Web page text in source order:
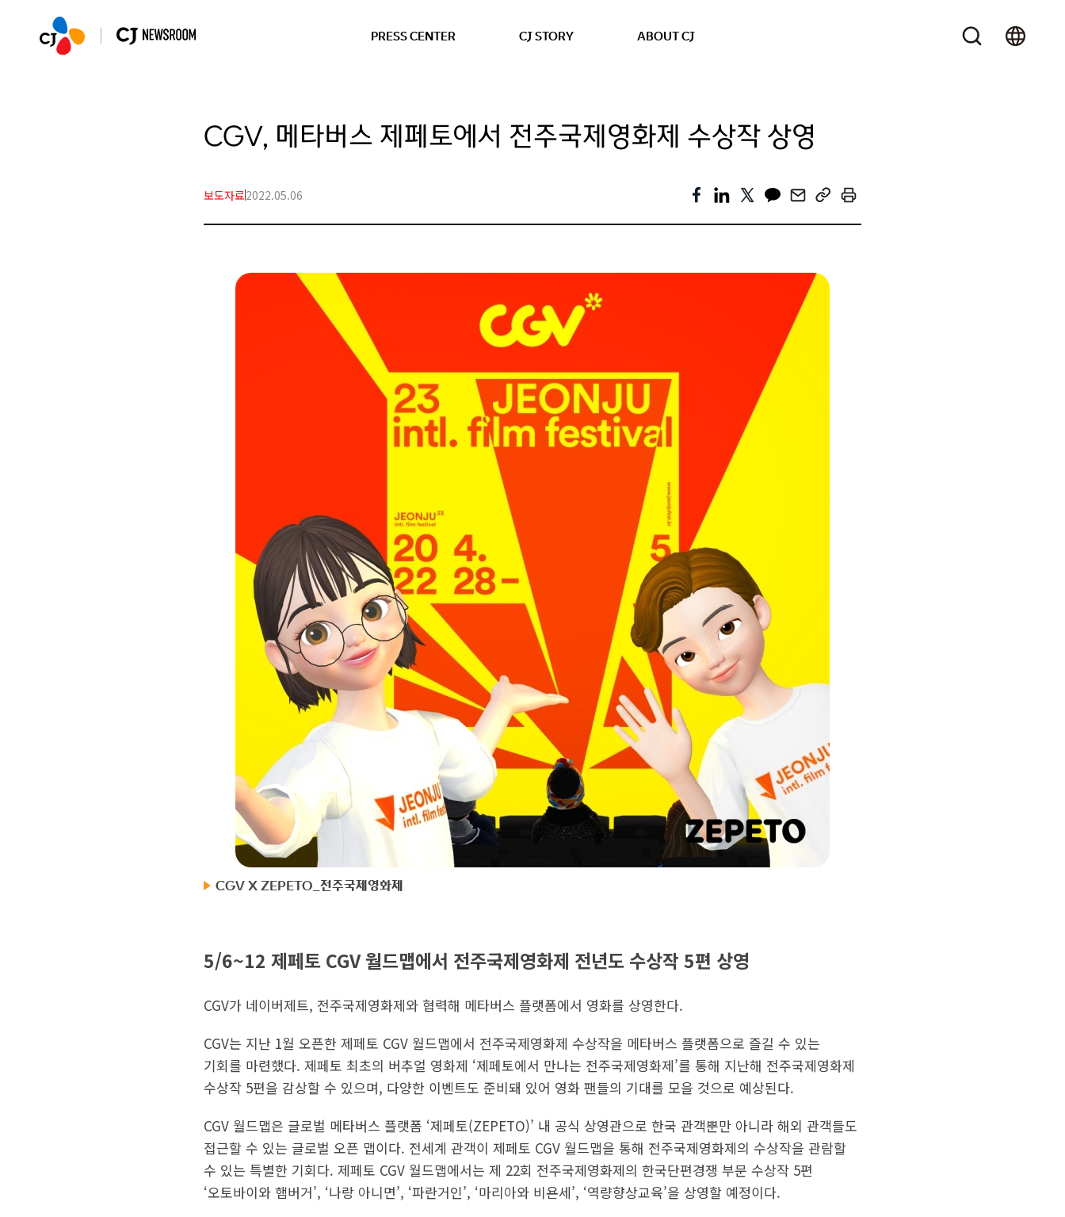
PRESS CENTER CJ STORY ABOUT CJ
CGV, 메타버스 제페토에서 전주국제영화제 수상작 상영
보도자료2022.05.06
CGV X ZEPETO_전주국제영화제
5/6~12 제페토 CGV 월드맵에서 전주국제영화제 전년도 수상작 5편 상영
CGV가 네이버제트, 전주국제영화제와 협력해 메타버스 플랫폼에서 영화를 상영한다.
CGV는 지난 1월 오픈한 제페토 CGV 월드맵에서 전주국제영화제 수상작을 메타버스 플랫폼으로 즐길 수 있는
기회를 마련했다. 제페토 최초의 버추얼 영화제 ‘제페토에서 만나는 전주국제영화제’를 통해 지난해 전주국제영화제
수상작 5편을 감상할 수 있으며, 다양한 이벤트도 준비돼 있어 영화 팬들의 기대를 모을 것으로 예상된다.
CGV 월드맵은 글로벌 메타버스 플랫폼 ‘제페토(ZEPETO)’ 내 공식 상영관으로 한국 관객뿐만 아니라 해외 관객들도
접근할 수 있는 글로벌 오픈 맵이다. 전세계 관객이 제페토 CGV 월드맵을 통해 전주국제영화제의 수상작을 관람할
수 있는 특별한 기회다. 제페토 CGV 월드맵에서는 제 22회 전주국제영화제의 한국단편경쟁 부문 수상작 5편
‘오토바이와 햄버거’, ‘나랑 아니면’, ‘파란거인’, ‘마리아와 비욘세’, ‘역량향상교육’을 상영할 예정이다.